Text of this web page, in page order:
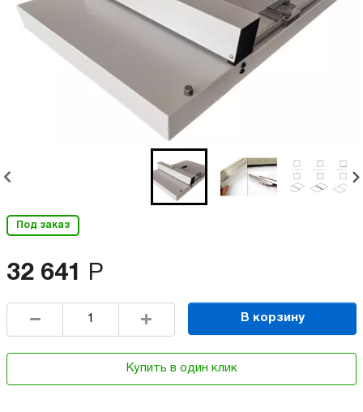
Под заказ
32 641 Р
В корзину
Купить в один клик